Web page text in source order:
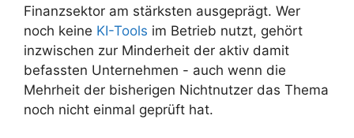
Finanzsektor am stärksten ausgeprägt. Wer
noch keine KI-Tools im Betrieb nutzt, gehört
inzwischen zur Minderheit der aktiv damit
befassten Unternehmen - auch wenn die
Mehrheit der bisherigen Nichtnutzer das Thema
noch nicht einmal geprüft hat.